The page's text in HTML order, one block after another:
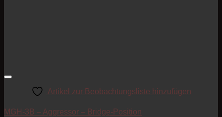
Artikel zur Beobachtungsliste hinzufügen
MGH-3B – Aggressor – Bridge-Position